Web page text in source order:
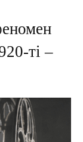
ті –